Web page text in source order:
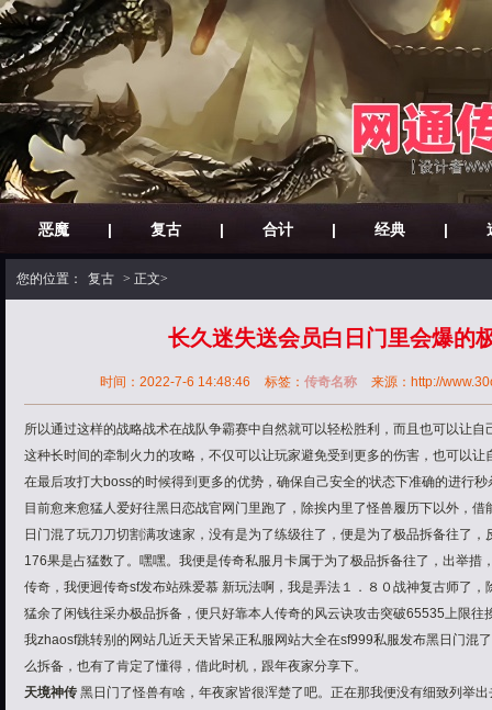
恶魔 | 复古 | 合计 | 经典 |
您的位置： 复古 > 正文>
长久迷失送会员白日门里会爆的
时间：2022-7-6 14:48:46 标签： 传奇名称 来源：http://
所以通过这样的战略战术在战队争霸赛中自然就可以轻松胜利，而且也可以让
这种长时间的牵制火力的攻略，不仅可以让玩家避免受到更多的伤害，也可以
在最后攻打大boss的时候得到更多的优势，确保自己安全的状态下准确的进行秒
目前愈来愈猛人爱好往黑日恋战官网门里跑了，除挨内里了怪兽履历下以外，
日门混了玩刀刀切割满攻速家，没有是为了练级往了，便是为了极品拆备往了，
176果是占猛数了。嘿嘿。我便是传奇私服月卡属于为了极品拆备往了，出举措
传奇，我便迥传奇sf发布站殊爱慕 新玩法啊，我是弄法 １．８０战神复古师了，
猛余了闲钱往采办极品拆备，便只好靠本人传奇的风云诀攻击突破65535上限往
我zhaosf跳转别的网站几近天天皆呆正私服网站大全在sf999私服发布黑日门混
么拆备，也有了肯定了懂得，借此时机，跟年夜家分享下。
天境神传 黑日门了怪兽有啥，年夜家皆很浑楚了吧。正在那我便没有细致列举